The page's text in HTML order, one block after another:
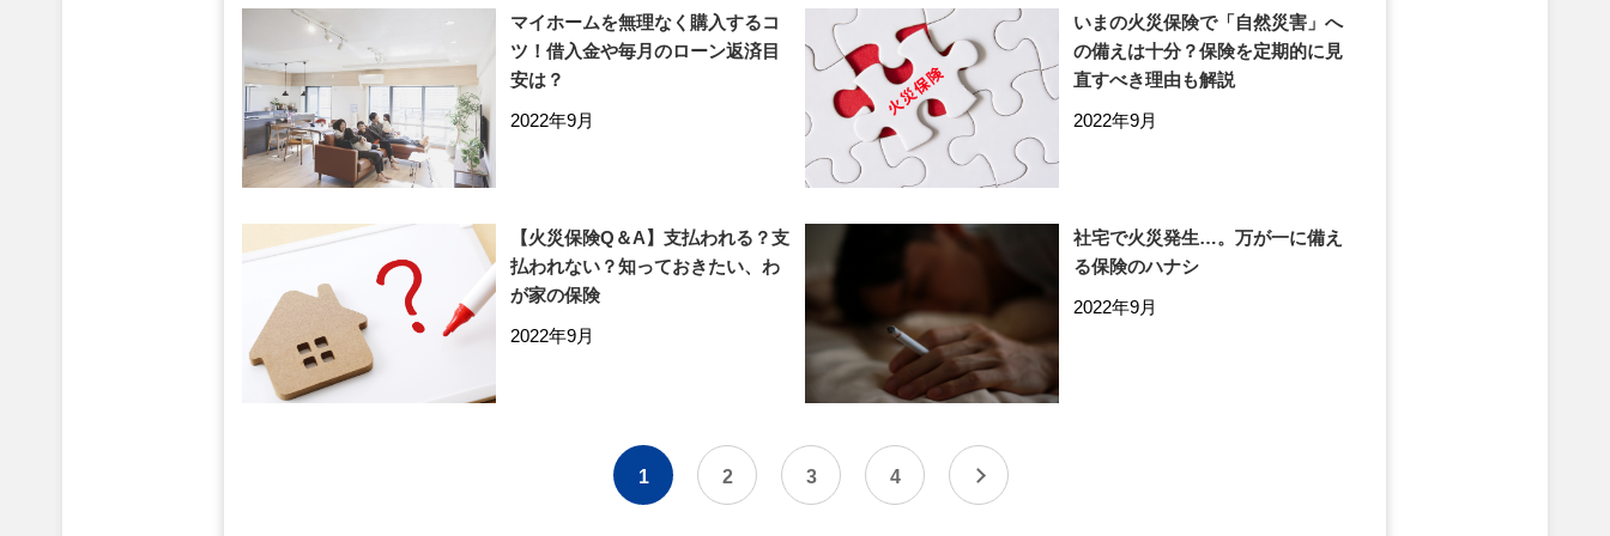
マイホームを無理なく購入するコ
ツ！借入金や毎月のローン返済目
安は？
2022年9月
いまの火災保険で「自然災害」へ
の備えは十分？保険を定期的に見
直すべき理由も解説
2022年9月
【火災保険Q＆A】支払われる？支
払われない？知っておきたい、わ
が家の保険
2022年9月
社宅で火災発生…。万が一に備え
る保険のハナシ
2022年9月
1 2 3 4